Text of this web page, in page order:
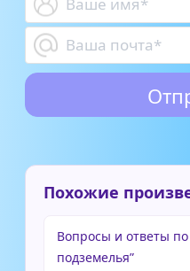
Похожие
Вопросы и ответы
подземелья”